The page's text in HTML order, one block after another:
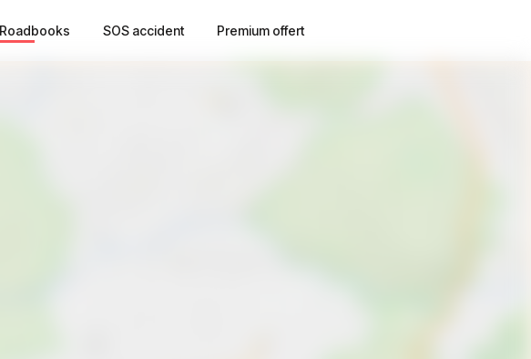
Roadbooks SOS accident Premium offert